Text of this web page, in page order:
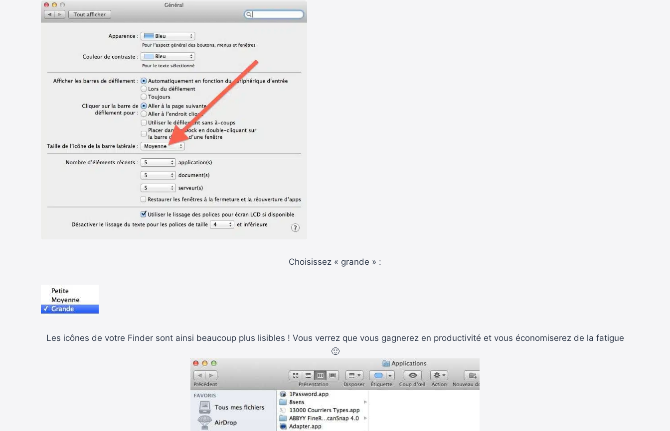
Choisissez « grande » :
Les icônes de votre Finder sont ainsi beaucoup plus lisibles ! Vous verrez que vous gagnerez en productivité et vous économiserez de la fatigue
🙂